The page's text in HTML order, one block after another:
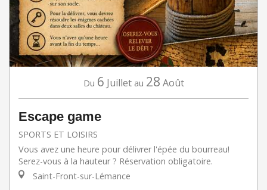
Du 6 Juillet au 28 Août
Escape game
SPORTS ET LOISIRS
Vous avez une heure pour délivrer l'épée du bourreau!
Serez-vous à la hauteur ? Réservation obligatoire.
Saint-Front-sur-Lémance